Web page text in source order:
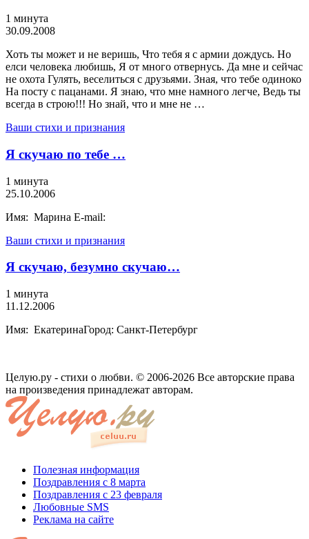
1 минута
30.09.2008
Хоть ты может и не веришь, Что тебя я с армии дождусь. Но
елси человека любишь, Я от много отвернусь. Да мне и сейчас
не охота Гулять, веселиться с друзьями. Зная, что тебе одиноко
На посту с пацанами. Я знаю, что мне намного легче, Ведь ты
всегда в строю!!! Но знай, что и мне не …
Ваши стихи и признания
Я скучаю по тебе …
1 минута
25.10.2006
Имя: Марина E-mail:
Ваши стихи и признания
Я скучаю, безумно скучаю…
1 минута
11.12.2006
Имя: ЕкатеринаГород: Санкт-Петербург
Целую.ру - стихи о любви. © 2006-2026 Все авторские права
на произведения принадлежат авторам.
Полезная информация
Поздравления с 8 марта
Поздравления с 23 февраля
Любовные SMS
Реклама на сайте